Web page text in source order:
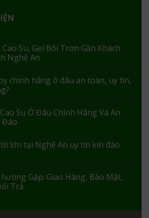
Su, Gel Bôi Trơn Gần Khách
Nghệ An
chính hãng ở đâu an toàn, uy tín,
Su Ở Đâu Chính Hãng Và An
Đáo
lớn tại Nghệ An uy tín kín đáo
Gặp: Giao Hàng, Bảo Mật,
Trả